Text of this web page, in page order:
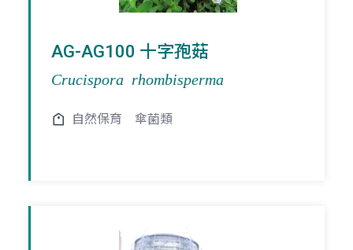
AG-AG100 十字孢菇
Crucispora rhombisperma
自然保育 傘菌類